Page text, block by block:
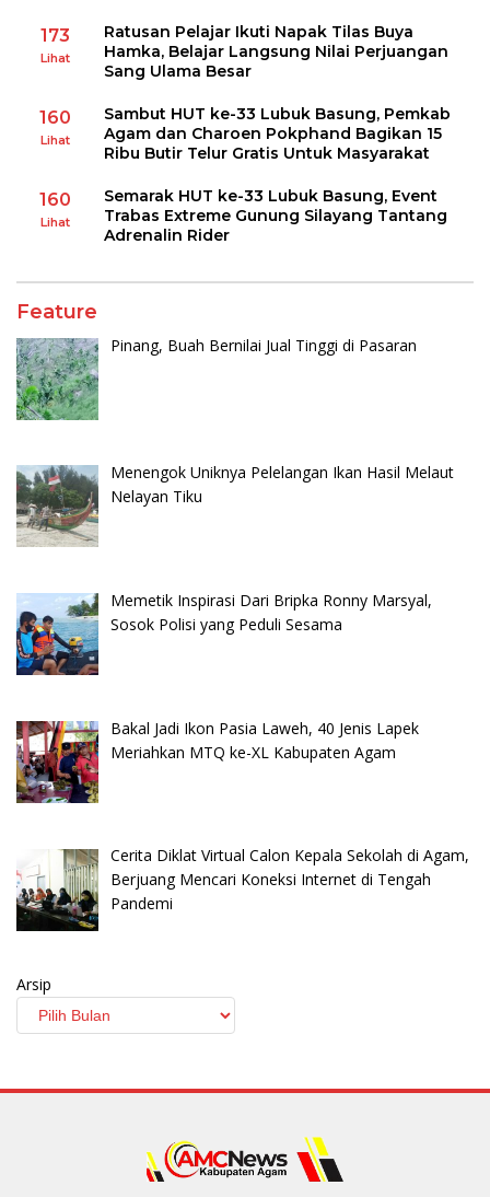
173
Lihat
Ratusan Pelajar Ikuti Napak Tilas Buya
Hamka, Belajar Langsung Nilai Perjuangan
Sang Ulama Besar
160
Lihat
Sambut HUT ke-33 Lubuk Basung, Pemkab
Agam dan Charoen Pokphand Bagikan 15
Ribu Butir Telur Gratis Untuk Masyarakat
160
Lihat
Semarak HUT ke-33 Lubuk Basung, Event
Trabas Extreme Gunung Silayang Tantang
Adrenalin Rider
Feature
Pinang, Buah Bernilai Jual Tinggi di Pasaran
Menengok Uniknya Pelelangan Ikan Hasil Melaut
Nelayan Tiku
Memetik Inspirasi Dari Bripka Ronny Marsyal,
Sosok Polisi yang Peduli Sesama
Bakal Jadi Ikon Pasia Laweh, 40 Jenis Lapek
Meriahkan MTQ ke-XL Kabupaten Agam
Cerita Diklat Virtual Calon Kepala Sekolah di Agam,
Berjuang Mencari Koneksi Internet di Tengah
Pandemi
Arsip